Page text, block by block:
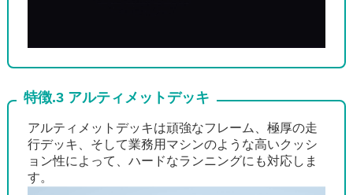
特徴.3 アルティメットデッキ
アルティメットデッキは頑強なフレーム、極厚の走
行デッキ、そして業務用マシンのような高いクッシ
ョン性によって、ハードなランニングにも対応しま
す。